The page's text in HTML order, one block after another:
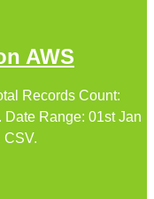
AWS
Records Count:
Range: 01st Jan
CSV.